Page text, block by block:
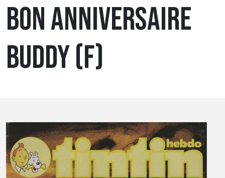
BON ANNIVERSAIRE
BUDDY (F)